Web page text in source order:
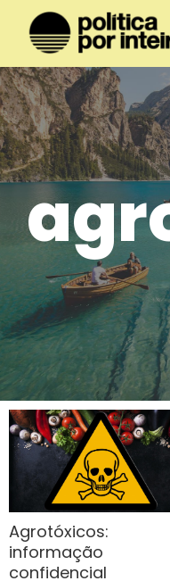
Agrotóxicos:
informação
confidencial